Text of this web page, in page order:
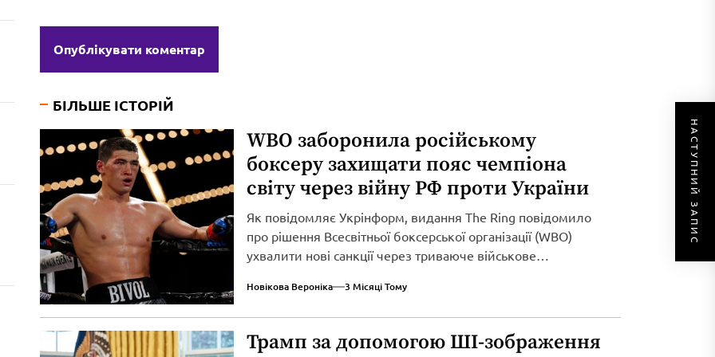
НАСТУПНИЙ ЗАПИС
БІЛЬШЕ ІСТОРІЙ
WBO заборонила російському
боксеру захищати пояс чемпіона
світу через війну РФ проти України
Як повідомляє Укрінформ, видання The Ring повідомило
про рішення Всесвітньої боксерської організації (WBO)
ухвалити нові санкції через триваюче військове
Новікова Вероніка 3 Місяці Тому
Трамп за допомогою ШІ-зображення